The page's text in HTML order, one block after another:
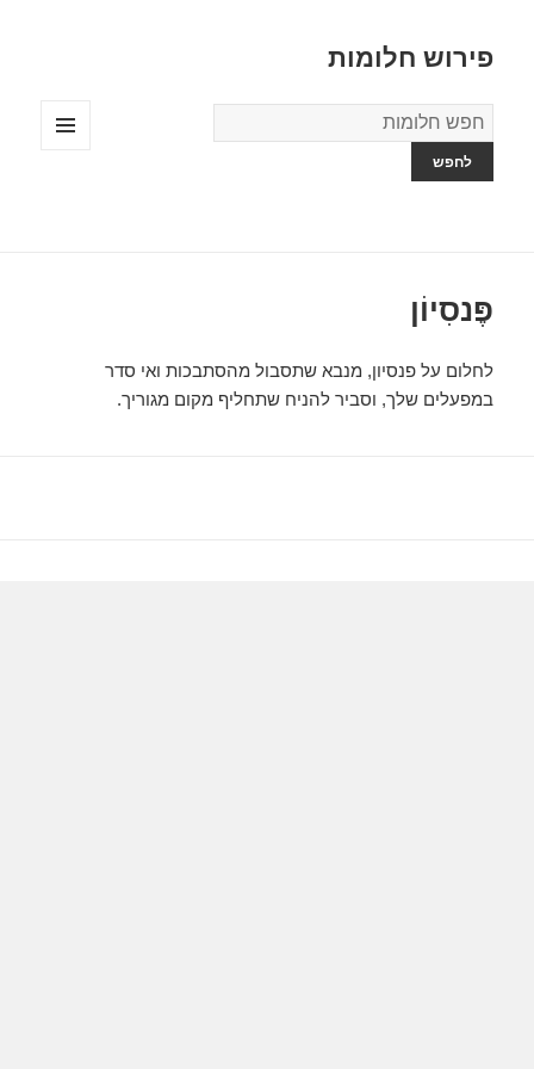
פירוש חלומות
מילון
החלומות
פֶּנסִיוֹן
לחלום על פנסיון, מנבא שתסבול מהסתבכות ואי סדר
במפעלים שלך, וסביר להניח שתחליף מקום מגוריך.